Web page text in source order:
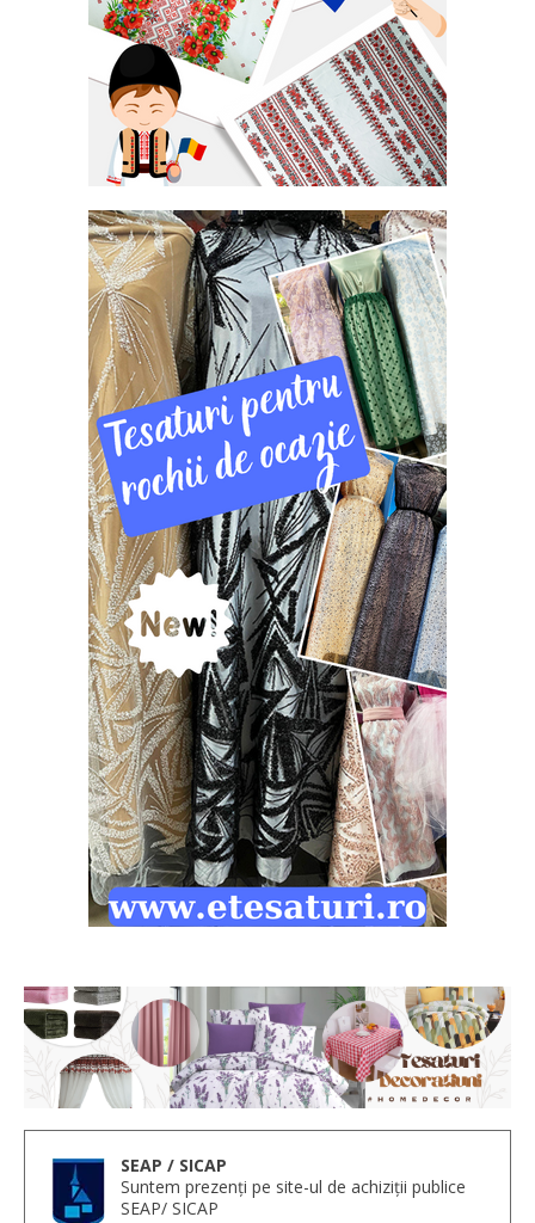
SEAP / SICAP
Suntem prezenți pe site-ul de achiziții publice
SEAP/ SICAP